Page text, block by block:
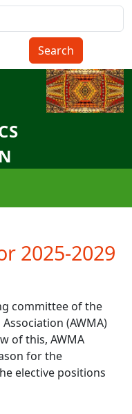
compte de
2025-2029
committee of the
(AWMA)
of this, AWMA
for the
elective positions